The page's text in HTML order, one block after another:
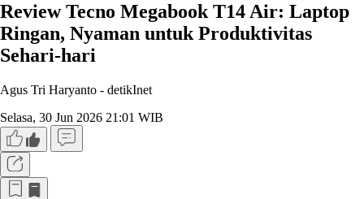
Review Tecno Megabook T14 Air: Laptop
Ringan, Nyaman untuk Produktivitas
Sehari-hari
Agus Tri Haryanto - detikInet
Selasa, 30 Jun 2026 21:01 WIB